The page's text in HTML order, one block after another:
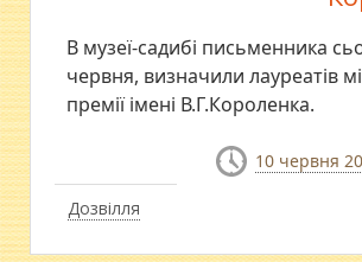
Дозвілля
В музеї-садибі письменника
червня, визначили лауреатів
премії імені В.Г.Короленка.
10 червня